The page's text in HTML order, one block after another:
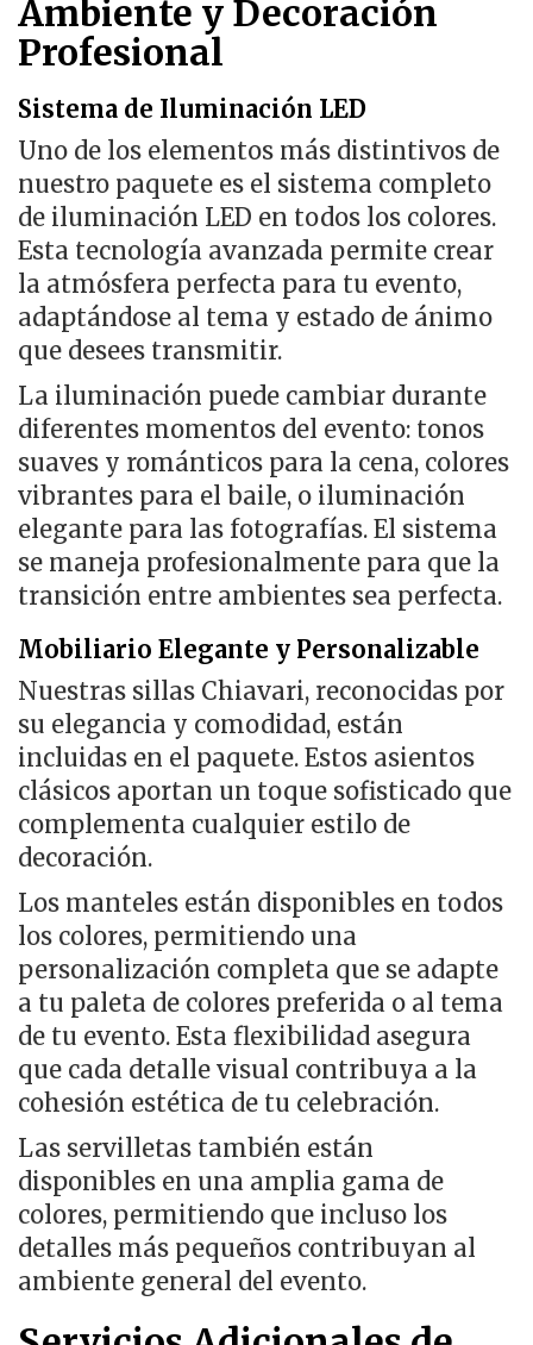
Ambiente y Decoración
Profesional
Sistema de Iluminación LED
Uno de los elementos más distintivos de
nuestro paquete es el sistema completo
de iluminación LED en todos los colores.
Esta tecnología avanzada permite crear
la atmósfera perfecta para tu evento,
adaptándose al tema y estado de ánimo
que desees transmitir.
La iluminación puede cambiar durante
diferentes momentos del evento: tonos
suaves y románticos para la cena, colores
vibrantes para el baile, o iluminación
elegante para las fotografías. El sistema
se maneja profesionalmente para que la
transición entre ambientes sea perfecta.
Mobiliario Elegante y Personalizable
Nuestras sillas Chiavari, reconocidas por
su elegancia y comodidad, están
incluidas en el paquete. Estos asientos
clásicos aportan un toque sofisticado que
complementa cualquier estilo de
decoración.
Los manteles están disponibles en todos
los colores, permitiendo una
personalización completa que se adapte
a tu paleta de colores preferida o al tema
de tu evento. Esta flexibilidad asegura
que cada detalle visual contribuya a la
cohesión estética de tu celebración.
Las servilletas también están
disponibles en una amplia gama de
colores, permitiendo que incluso los
detalles más pequeños contribuyan al
ambiente general del evento.